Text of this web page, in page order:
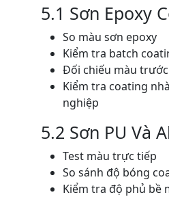
5.1 Sơn Epoxy
So màu sơn epoxy
Kiểm tra batch
Đối chiếu màu
Kiểm tra coating
nghiệp
5.2 Sơn PU Và
Test màu trực tiếp
So sánh độ bóng
Kiểm tra độ phủ bề